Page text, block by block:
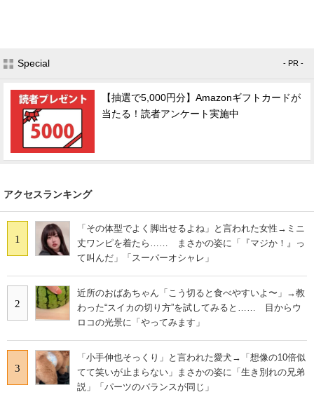
Special - PR -
【抽選で5,000円分】Amazonギフトカードが
当たる！読者アンケート実施中
アクセスランキング
1
「その体型でよく脚出せるよね」と言われた女性→ミニ
丈ワンピを着たら…… まさかの姿に「『マジか！』っ
て叫んだ」「スーパーオシャレ」
2
近所のおばあちゃん「こう切ると食べやすいよ〜」→教
わった“スイカの切り方”を試してみると…… 目からウ
ロコの光景に「やってみます」
3
「小手伸也そっくり」と言われた愛犬→「想像の10倍似
てて笑いが止まらない」まさかの姿に「生き別れの兄弟
説」「パーツのバランスが同じ」